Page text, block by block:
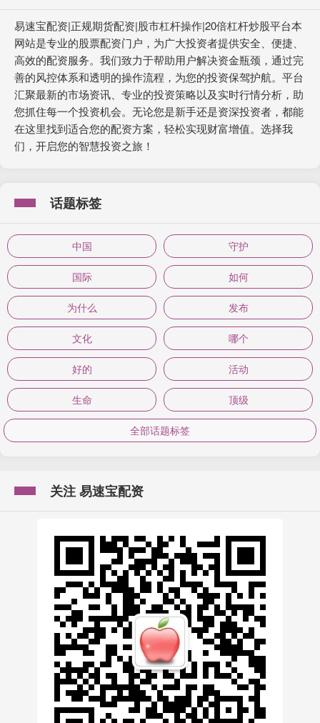
易速宝配资|正规期货配资|股市杠杆操作|20倍杠杆炒股平台本
网站是专业的股票配资门户，为广大投资者提供安全、便捷、
高效的配资服务。我们致力于帮助用户解决资金瓶颈，通过完
善的风控体系和透明的操作流程，为您的投资保驾护航。平台
汇聚最新的市场资讯、专业的投资策略以及实时行情分析，助
您抓住每一个投资机会。无论您是新手还是资深投资者，都能
在这里找到适合您的配资方案，轻松实现财富增值。选择我
们，开启您的智慧投资之旅！
话题标签
中国 守护
国际 如何
为什么 发布
文化 哪个
好的 活动
生命 顶级
全部话题标签
关注 易速宝配资